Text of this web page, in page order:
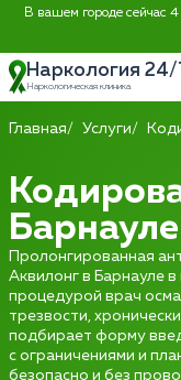
В вашем городе сейчас
Наркология 24/
Наркологическая клиника
Главная Услуги
Барнауле
Пролонгированная
Аквилонг в Барнауле
процедурой врач
трезвости,
подбирает форму
с ограничениями и
безопасно и без